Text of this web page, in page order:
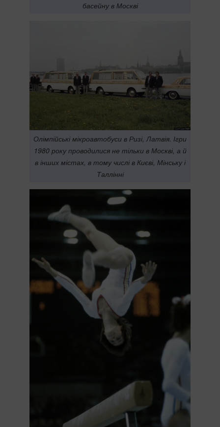
басейну в Москві
Олімпійські мікроавтобуси в Ризі, Латвія. Ігри
1980 року проводилися не тільки в Москві, а й
в інших містах, в тому числі в Києві, Мінську і
Таллінні